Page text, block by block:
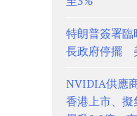
特朗普簽署
長政府停擺
NVIDIA供應
香港上市、